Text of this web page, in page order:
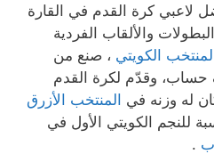
لاعبي كرة القدم في القارة
والألقاب الفردية
الكويتي ، صنع من
وقدّم لكرة القدم
له وزنه في المنتخب الأزرق
للنجم الكويتي الأول في
.